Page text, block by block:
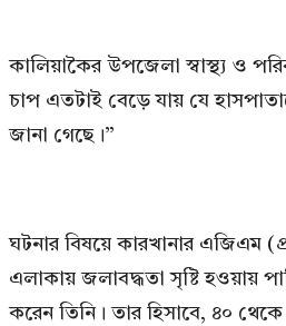
কালিয়াকৈর উপজেলা স্বাস্থ্য ও
চাপ এতটাই বেড়ে যায় যে
জানা গেছে।”
ঘটনার বিষয়ে কারখানার এজিএম
এলাকায় জলাবদ্ধতা সৃষ্টি হওয়ায়
করেন তিনি। তার হিসাবে, ৪০